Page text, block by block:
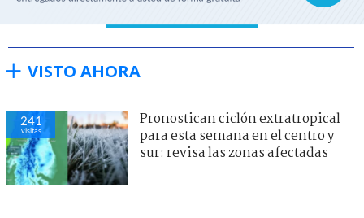
VISTO AHORA
241
visitas
Pronostican ciclón extratropical
para esta semana en el centro y
sur: revisa las zonas afectadas